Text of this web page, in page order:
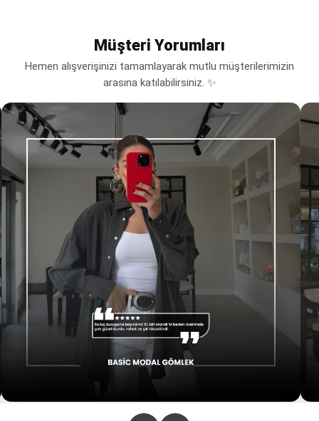
Müşteri Yorumları
Hemen alışverişinizi tamamlayarak mutlu müşterilerimizin
arasına katılabilirsiniz. ✨